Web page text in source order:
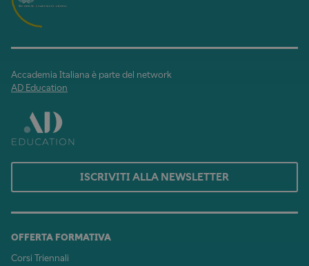
Accademia Italiana è parte del network
AD Education
ISCRIVITI ALLA NEWSLETTER
OFFERTA FORMATIVA
Corsi Triennali